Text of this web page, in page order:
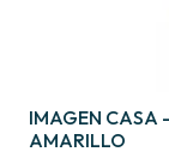
IMAGEN CASA
AMARILLO